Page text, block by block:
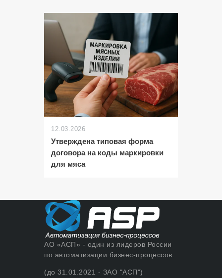
12.03.2026
Утверждена типовая форма
договора на коды маркировки
для мяса
АО «АСП» - один из лидеров России
по автоматизации бизнес-процессов.
(до 31.01.2021 - ЗАО "АСП")